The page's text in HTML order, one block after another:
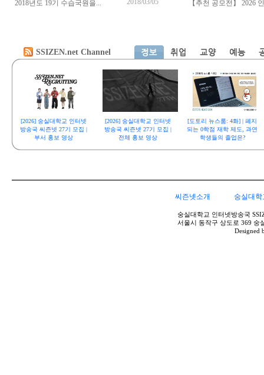
2018년도 19기 수습국원을...
2018/03/05
【추천 공모전】 2026
SSIZEN.net Channel
[2026] 숭실대학교 인터넷
방송국 씨즌넷 27기 모집 |
부서 홍보 영상
[2026] 숭실대학교 인터넷
방송국 씨즌넷 27기 모집 |
전체 홍보 영상
[도토리 뉴스룸: 4화] | 폐지
되는 0학점 재학 제도, 과연
학생들의 졸업은?
씨즌넷소개 숭실대
숭실대학교 인터넷방송국
서울시 동작구 상도로 369 숭
Designed